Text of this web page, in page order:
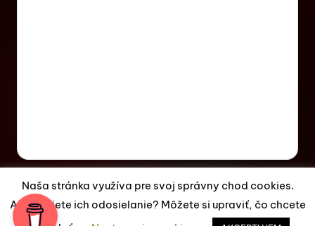
Copyright 2026 —ES Magazín. All rights reserved.
Naša stránka využíva pre svoj správny chod cookies.
Akceptujete ich odosielanie? Môžete si upraviť, čo chcete